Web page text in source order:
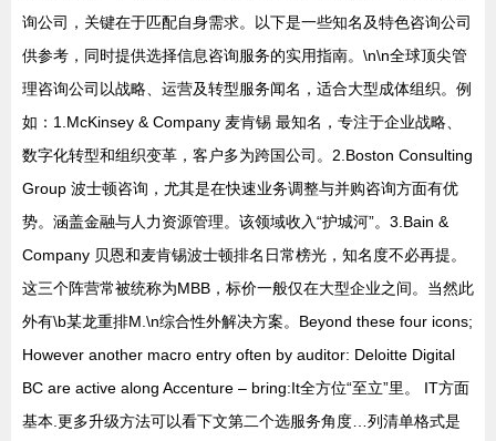
询公司，关键在于匹配自身需求。以下是一些知名及特色咨询公司
供参考，同时提供选择信息咨询服务的实用指南。\n\n全球顶尖管
理咨询公司以战略、运营及转型服务闻名，适合大型成体组织。例
如：1.McKinsey & Company 麦肯锡 最知名，专注于企业战略、
数字化转型和组织变革，客户多为跨国公司。2.Boston Consulting
Group 波士顿咨询，尤其是在快速业务调整与并购咨询方面有优
势。涵盖金融与人力资源管理。该领域收入“护城河”。3.Bain &
Company 贝恩和麦肯锡波士顿排名日常榜光，知名度不必再提。
这三个阵营常被统称为MBB，标价一般仅在大型企业之间。当然此
外有\b某龙重排M.\n综合性外解决方案。Beyond these four icons;
However another macro entry often by auditor: Deloitte Digital
BC are active along Accenture – bring:It全方位“至立”里。 IT方面
基本.更多升级方法可以看下文第二个选服务角度…列清单格式是